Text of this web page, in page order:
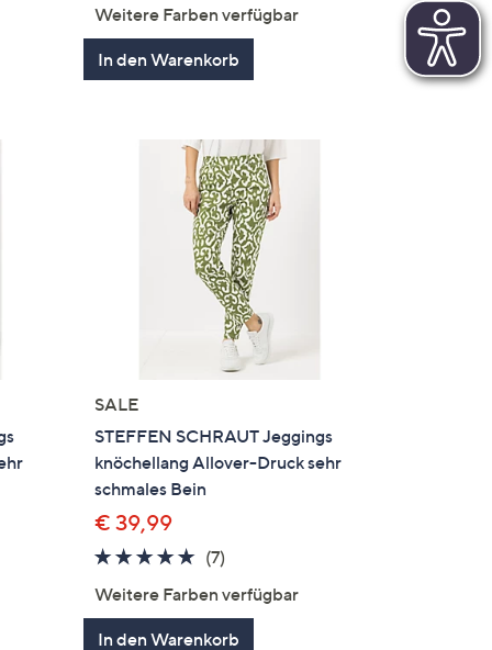
5
Weitere Farben verfügbar
In den Warenkorb
SALE
STEFFEN SCHRAUT Jeggings
knöchellang Allover-Druck sehr
schmales Bein
€ 39,99
4.9
(7)
Weitere Farben verfügbar
In den Warenkorb